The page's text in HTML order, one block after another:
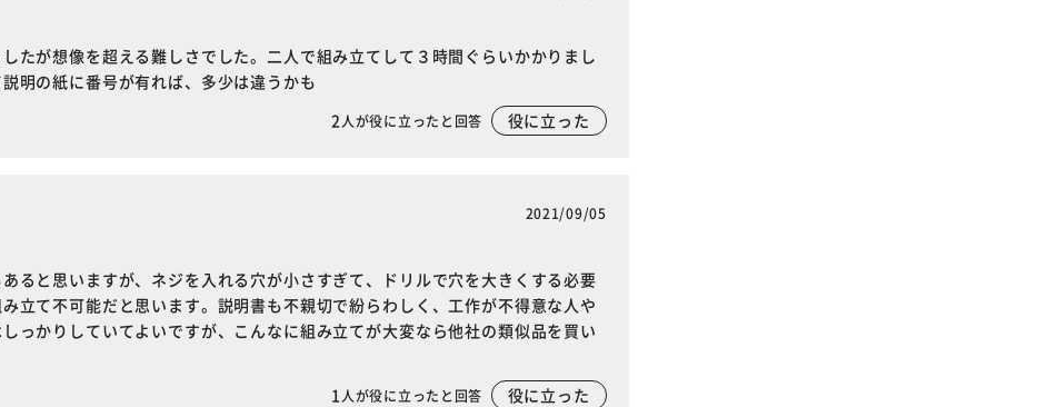
たが想像を超える難しさでした。二人で組み立てして３時間ぐらいかかりまし
明の紙に番号が有れば、多少は違うかも
2人が役に立ったと回答 役に立った
2021/09/05
ると思いますが、ネジを入れる穴が小さすぎて、ドリルで穴を大きくする必要
立て不可能だと思います。説明書も不親切で紛らわしく、工作が不得意な人や
っかりしていてよいですが、こんなに組み立てが大変なら他社の類似品を買い
1 人が役に立ったと回答 役に立った
カートに入れる 購入手続きへ